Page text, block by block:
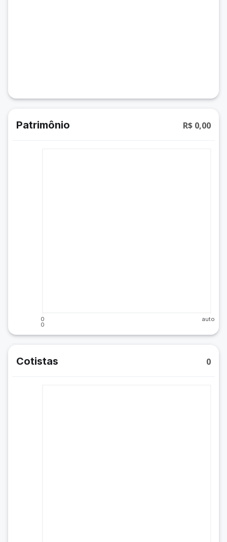
Patrimônio R$ 0,00
0
0
auto
Cotistas 0